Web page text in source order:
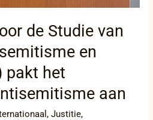
de Studie van
en
pakt het
aan
,Justitie,